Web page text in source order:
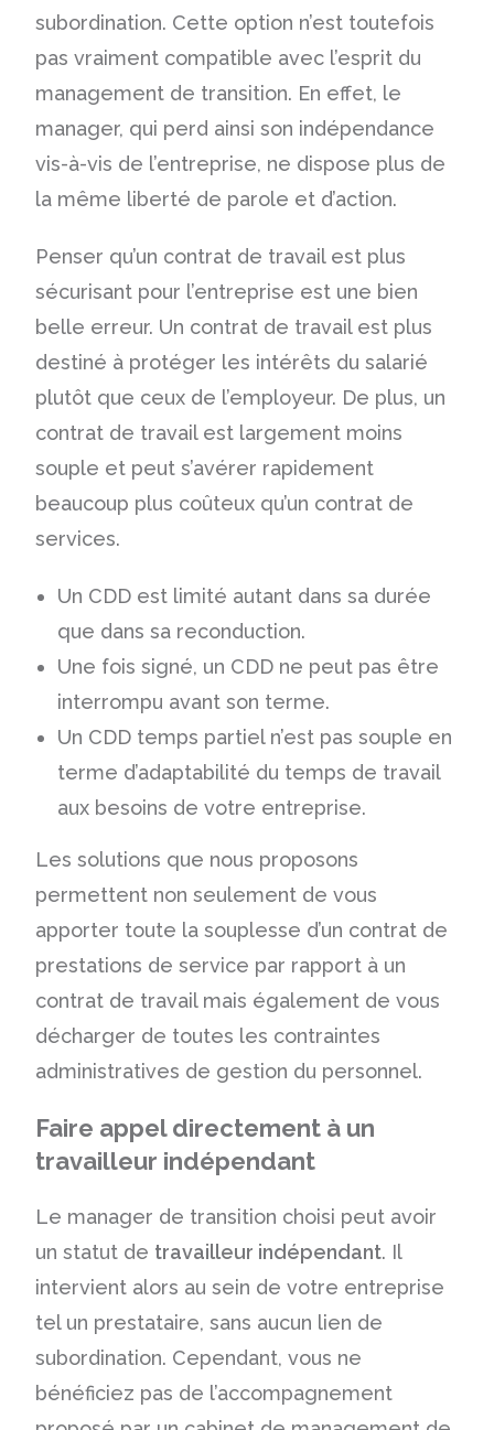
subordination. Cette option n’est toutefois
pas vraiment compatible avec l’esprit du
management de transition. En effet, le
manager, qui perd ainsi son indépendance
vis-à-vis de l’entreprise, ne dispose plus de
la même liberté de parole et d’action.
Penser qu’un contrat de travail est plus
sécurisant pour l’entreprise est une bien
belle erreur. Un contrat de travail est plus
destiné à protéger les intérêts du salarié
plutôt que ceux de l’employeur. De plus, un
contrat de travail est largement moins
souple et peut s’avérer rapidement
beaucoup plus coûteux qu’un contrat de
services.
Un CDD est limité autant dans sa durée
que dans sa reconduction.
Une fois signé, un CDD ne peut pas être
interrompu avant son terme.
Un CDD temps partiel n’est pas souple en
terme d’adaptabilité du temps de travail
aux besoins de votre entreprise.
Les solutions que nous proposons
permettent non seulement de vous
apporter toute la souplesse d’un contrat de
prestations de service par rapport à un
contrat de travail mais également de vous
décharger de toutes les contraintes
administratives de gestion du personnel.
Faire appel directement à un
travailleur indépendant
Le manager de transition choisi peut avoir
un statut de travailleur indépendant. Il
intervient alors au sein de votre entreprise
tel un prestataire, sans aucun lien de
subordination. Cependant, vous ne
bénéficiez pas de l’accompagnement